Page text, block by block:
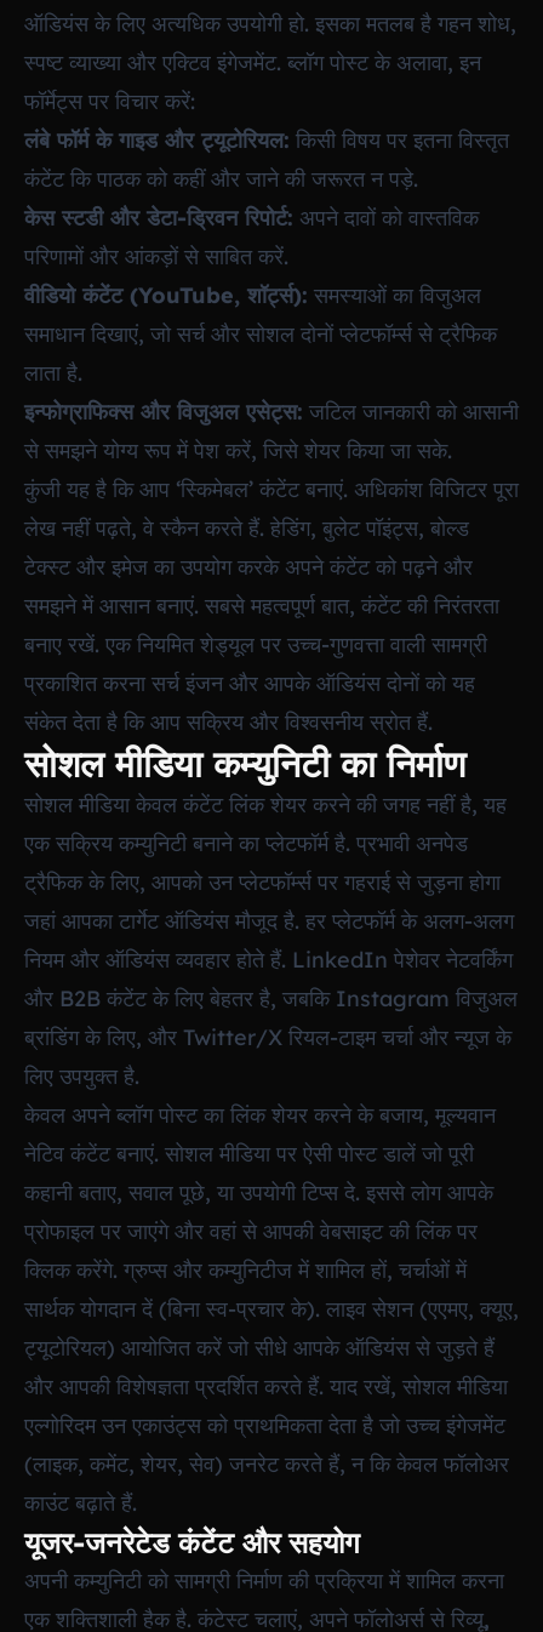
ऑडियंस के लिए अत्यधिक उपयोगी हो. इसका मतलब है गहन शोध,
स्पष्ट व्याख्या और एक्टिव इंगेजमेंट. ब्लॉग पोस्ट के अलावा, इन
फॉर्मेट्स पर विचार करें:
लंबे फॉर्म के गाइड और ट्यूटोरियल: किसी विषय पर इतना विस्तृत
कंटेंट कि पाठक को कहीं और जाने की जरूरत न पड़े.
केस स्टडी और डेटा-ड्रिवन रिपोर्ट: अपने दावों को वास्तविक
परिणामों और आंकड़ों से साबित करें.
वीडियो कंटेंट (YouTube, शॉर्ट्स): समस्याओं का विजुअल
समाधान दिखाएं, जो सर्च और सोशल दोनों प्लेटफॉर्म्स से ट्रैफिक
लाता है.
इन्फोग्राफिक्स और विजुअल एसेट्स: जटिल जानकारी को आसानी
से समझने योग्य रूप में पेश करें, जिसे शेयर किया जा सके.
कुंजी यह है कि आप ‘स्किमेबल’ कंटेंट बनाएं. अधिकांश विजिटर पूरा
लेख नहीं पढ़ते, वे स्कैन करते हैं. हेडिंग, बुलेट पॉइंट्स, बोल्ड
टेक्स्ट और इमेज का उपयोग करके अपने कंटेंट को पढ़ने और
समझने में आसान बनाएं. सबसे महत्वपूर्ण बात, कंटेंट की निरंतरता
बनाए रखें. एक नियमित शेड्यूल पर उच्च-गुणवत्ता वाली सामग्री
प्रकाशित करना सर्च इंजन और आपके ऑडियंस दोनों को यह
संकेत देता है कि आप सक्रिय और विश्वसनीय स्रोत हैं.
सोशल मीडिया कम्युनिटी का निर्माण
सोशल मीडिया केवल कंटेंट लिंक शेयर करने की जगह नहीं है, यह
एक सक्रिय कम्युनिटी बनाने का प्लेटफॉर्म है. प्रभावी अनपेड
ट्रैफिक के लिए, आपको उन प्लेटफॉर्म्स पर गहराई से जुड़ना होगा
जहां आपका टार्गेट ऑडियंस मौजूद है. हर प्लेटफॉर्म के अलग-अलग
नियम और ऑडियंस व्यवहार होते हैं. LinkedIn पेशेवर नेटवर्किंग
और B2B कंटेंट के लिए बेहतर है, जबकि Instagram विजुअल
ब्रांडिंग के लिए, और Twitter/X रियल-टाइम चर्चा और न्यूज के
लिए उपयुक्त है.
केवल अपने ब्लॉग पोस्ट का लिंक शेयर करने के बजाय, मूल्यवान
नेटिव कंटेंट बनाएं. सोशल मीडिया पर ऐसी पोस्ट डालें जो पूरी
कहानी बताए, सवाल पूछे, या उपयोगी टिप्स दे. इससे लोग आपके
प्रोफाइल पर जाएंगे और वहां से आपकी वेबसाइट की लिंक पर
क्लिक करेंगे. ग्रुप्स और कम्युनिटीज में शामिल हों, चर्चाओं में
सार्थक योगदान दें (बिना स्व-प्रचार के). लाइव सेशन (एएमए, क्यूए,
ट्यूटोरियल) आयोजित करें जो सीधे आपके ऑडियंस से जुड़ते हैं
और आपकी विशेषज्ञता प्रदर्शित करते हैं. याद रखें, सोशल मीडिया
एल्गोरिदम उन एकाउंट्स को प्राथमिकता देता है जो उच्च इंगेजमेंट
(लाइक, कमेंट, शेयर, सेव) जनरेट करते हैं, न कि केवल फॉलोअर
काउंट बढ़ाते हैं.
यूजर-जनरेटेड कंटेंट और सहयोग
अपनी कम्युनिटी को सामग्री निर्माण की प्रक्रिया में शामिल करना
एक शक्तिशाली हैक है. कंटेस्ट चलाएं, अपने फॉलोअर्स से रिव्यू,